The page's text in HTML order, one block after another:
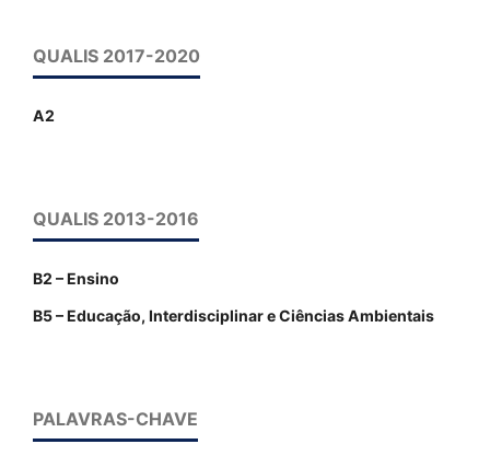
QUALIS 2017-2020
A2
QUALIS 2013-2016
B2 – Ensino
B5 – Educação, Interdisciplinar e Ciências Ambientais
PALAVRAS-CHAVE